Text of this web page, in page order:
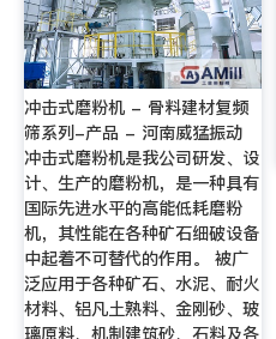
冲击式磨粉机 - 骨料建材复频
筛系列-产品 - 河南威猛振动
冲击式磨粉机是我公司研发、设
计、生产的磨粉机，是一种具有
国际先进水平的高能低耗磨粉
机，其性能在各种矿石细破设备
中起着不可替代的作用。 被广
泛应用于各种矿石、水泥、耐火
材料、铝凡土熟料、金刚砂、玻
璃原料、机制建筑砂、石料及各